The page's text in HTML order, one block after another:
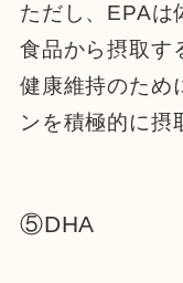
ただし、EPAは
食品から摂取す
健康維持のため
ンを積極的に摂
⑤DHA